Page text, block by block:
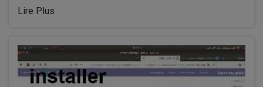
Lire Plus